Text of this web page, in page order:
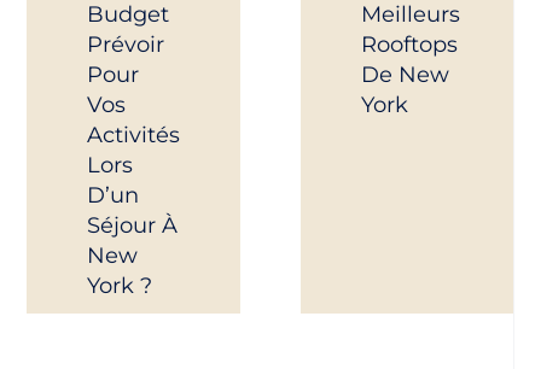
Budget
Prévoir
Pour
Vos
Activités
Lors
D’un
Séjour À
New
York ?
Meilleurs
Rooftops
De New
York